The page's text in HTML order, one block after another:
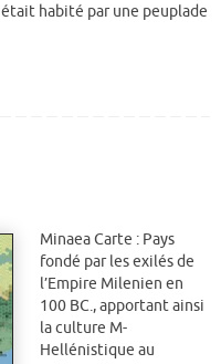
habité par une peuplade
Minaea Carte : Pays
fondé par les exilés de
l’Empire Milenien en
100 BC., apportant ainsi
la culture M-
Hellénistique au